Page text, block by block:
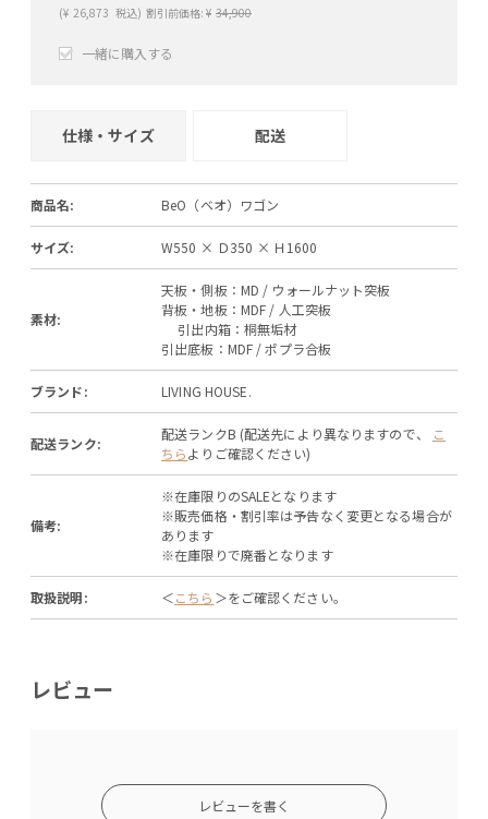
(¥ 26,873 税込) 割引前価格: ¥ 34,900
一緒に購入する
仕様・サイズ 配送
商品名: BeO（ベオ）ワゴン
サイズ: W550 × Ｄ350 × Ｈ1600
素材:
天板・側板：MD / ウォールナット突板
背板・地板：MDF / 人工突板
引出内箱：桐無垢材
引出底板：MDF / ポプラ合板
ブランド: LIVING HOUSE.
配送ランク:
配送ランクB (配送先により異なりますので、
こ
ちらよりご確認ください)
備考:
※在庫限りのSALEとなります
※販売価格・割引率は予告なく変更となる場合が
あります
※在庫限りで廃番となります
取扱説明: ＜こちら ＞をご確認ください。
レビュー
レビューを書く